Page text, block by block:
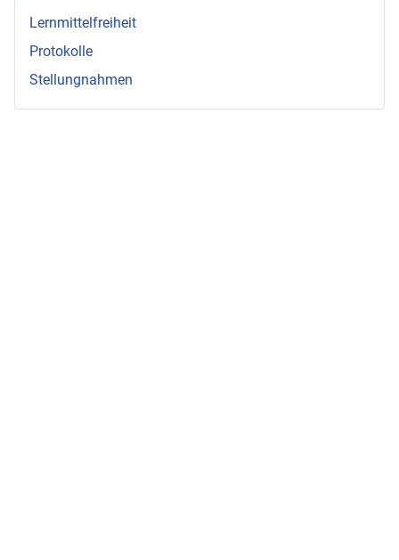
Lernmittelfreiheit
Protokolle
Stellungnahmen